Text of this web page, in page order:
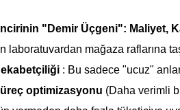
"Demir Üçgeni": Maliyet,
laboratuvardan mağaza raflarına
: Bu sadece "ucuz"
optimizasyonu (Daha verimli